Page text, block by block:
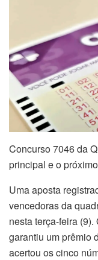
Concurso 7046 da
principal e o
Uma aposta
vencedoras da
nesta terça-feira
garantiu um prêmio
acertou os cinco